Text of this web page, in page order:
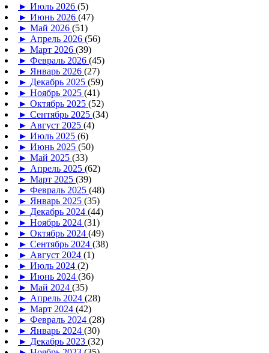
► Июль 2026 (5)
► Июнь 2026 (47)
► Май 2026 (51)
► Апрель 2026 (56)
► Март 2026 (39)
► Февраль 2026 (45)
► Январь 2026 (27)
► Декабрь 2025 (59)
► Ноябрь 2025 (41)
► Октябрь 2025 (52)
► Сентябрь 2025 (34)
► Август 2025 (4)
► Июль 2025 (6)
► Июнь 2025 (50)
► Май 2025 (33)
► Апрель 2025 (62)
► Март 2025 (39)
► Февраль 2025 (48)
► Январь 2025 (35)
► Декабрь 2024 (44)
► Ноябрь 2024 (31)
► Октябрь 2024 (49)
► Сентябрь 2024 (38)
► Август 2024 (1)
► Июль 2024 (2)
► Июнь 2024 (36)
► Май 2024 (35)
► Апрель 2024 (28)
► Март 2024 (42)
► Февраль 2024 (28)
► Январь 2024 (30)
► Декабрь 2023 (32)